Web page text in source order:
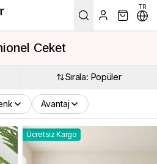
TR
Ceket
Sırala: Popüler
Avantaj
Ücretsiz Kargo